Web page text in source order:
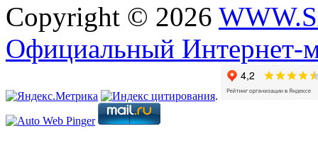
Copyright © 2026
Официальный Интернет-
.